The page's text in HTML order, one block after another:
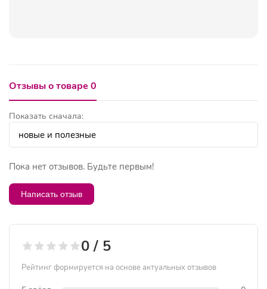
Отзывы о товаре 0
Показать сначала:
Пока нет отзывов. Будьте первым!
Написать отзыв
0 / 5
Рейтинг формируется на основе актуальных отзывов